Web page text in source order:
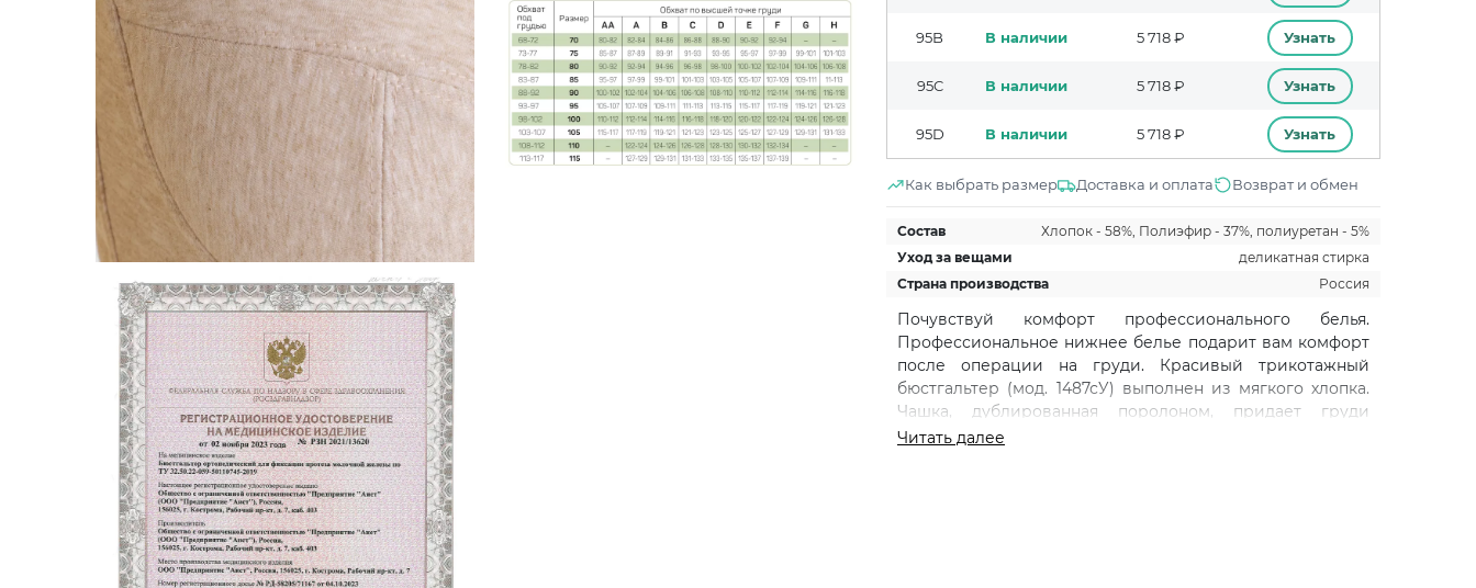
95B В наличии 5 718 ₽ Узнать
95C В наличии 5 718 ₽ Узнать
95D В наличии 5 718 ₽ Узнать
Как выбрать размер Доставка и оплата Возврат и обмен
Состав
Хлопок - 58%, Полиэфир - 37%, полиуретан - 5%
Уход за вещами
деликатная стирка
Страна производства
Россия
Почувствуй комфорт профессионального белья.
Профессиональное нижнее белье подарит вам комфорт
после операции на груди. Красивый трикотажный
бюстгальтер (мод. 1487сУ) выполнен из мягкого хлопка.
Чашка, дублированная поролоном, придает груди
красивую форму. Ортопедический лифчик имеет внутри
Читать далее